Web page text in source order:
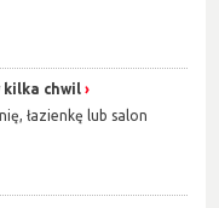
kilka chwil
łazienkę lub salon